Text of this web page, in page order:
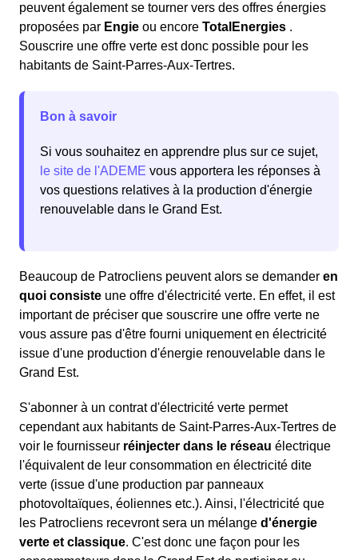
peuvent également se tourner vers des offres énergies
proposées par Engie ou encore TotalEnergies .
Souscrire une offre verte est donc possible pour les
habitants de Saint-Parres-Aux-Tertres.
Bon à savoir
Si vous souhaitez en apprendre plus sur ce sujet,
le site de l'ADEME vous apportera les réponses à
vos questions relatives à la production d'énergie
renouvelable dans le Grand Est.
Beaucoup de Patrocliens peuvent alors se demander en
quoi consiste une offre d'électricité verte. En effet, il est
important de préciser que souscrire une offre verte ne
vous assure pas d'être fourni uniquement en électricité
issue d'une production d'énergie renouvelable dans le
Grand Est.
S'abonner à un contrat d'électricité verte permet
cependant aux habitants de Saint-Parres-Aux-Tertres de
voir le fournisseur réinjecter dans le réseau électrique
l'équivalent de leur consommation en électricité dite
verte (issue d'une production par panneaux
photovoltaïques, éoliennes etc.). Ainsi, l'électricité que
les Patrocliens recevront sera un mélange d'énergie
verte et classique. C'est donc une façon pour les